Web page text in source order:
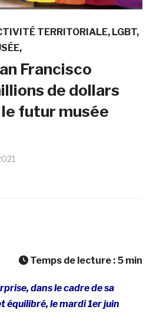
TERRITORIALE LGBT
Francisco
de dollars
futur musée
Temps de lecture : 5 min
dans le cadre de sa
équilibré, le mardi 1er juin